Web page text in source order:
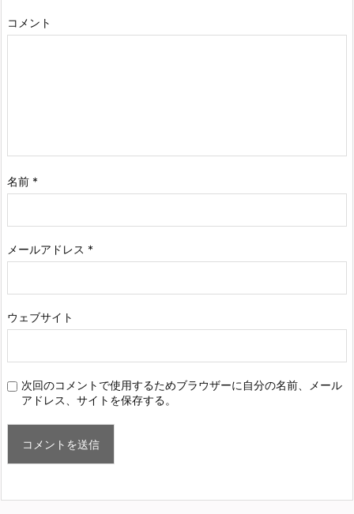
コメント
名前 *
メールアドレス *
ウェブサイト
次回のコメントで使用するためブラウザーに自分の名前、メール
アドレス、サイトを保存する。